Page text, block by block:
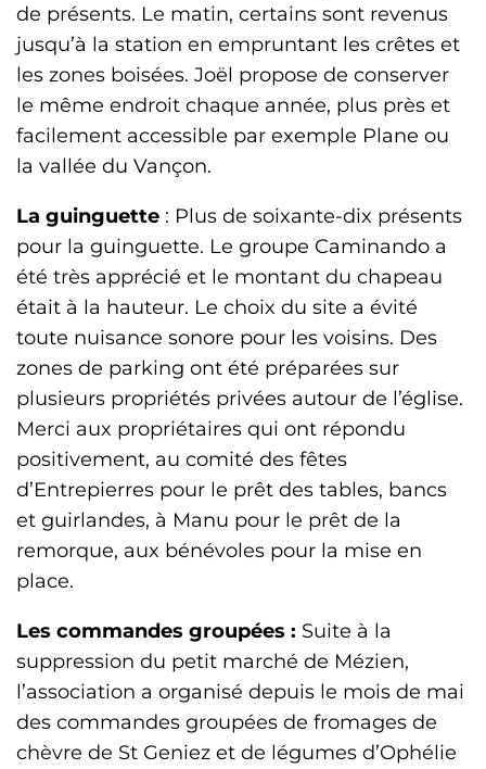
de présents. Le matin, certains sont revenus
jusqu’à la station en empruntant les crêtes et
les zones boisées. Joël propose de conserver
le même endroit chaque année, plus près et
facilement accessible par exemple Plane ou
la vallée du Vançon.
La guinguette : Plus de soixante-dix présents
pour la guinguette. Le groupe Caminando a
été très apprécié et le montant du chapeau
était à la hauteur. Le choix du site a évité
toute nuisance sonore pour les voisins. Des
zones de parking ont été préparées sur
plusieurs propriétés privées autour de l’église.
Merci aux propriétaires qui ont répondu
positivement, au comité des fêtes
d’Entrepierres pour le prêt des tables, bancs
et guirlandes, à Manu pour le prêt de la
remorque, aux bénévoles pour la mise en
place.
Les commandes groupées : Suite à la
suppression du petit marché de Mézien,
l’association a organisé depuis le mois de mai
des commandes groupées de fromages de
chèvre de St Geniez et de légumes d’Ophélie